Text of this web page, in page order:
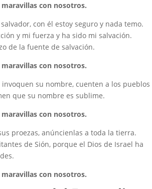
maravillas con nosotros.
con él estoy seguro y nada temo.
y mi fuerza y ha sido mi salvación.
de la fuente de salvación.
maravillas con nosotros.
invoquen su nombre, cuenten a los pueblos
que su nombre es sublime.
maravillas con nosotros.
proezas, anúncienlas a toda la tierra.
de Sión, porque el Dios de Israel ha
maravillas con nosotros.